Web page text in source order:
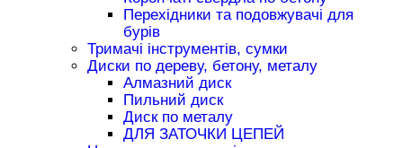
Перехідники та подовжувачі для
бурів
Тримачі інструментів, сумки
Диски по дереву, бетону, металу
Алмазний диск
Пильний диск
Диск по металу
ДЛЯ ЗАТОЧКИ ЦЕПЕЙ